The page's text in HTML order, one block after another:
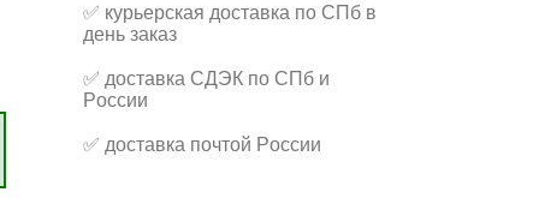
✅ курьерская доставка по СПб в
день заказ
✅ доставка СДЭК по СПб и
России
✅ доставка почтой России